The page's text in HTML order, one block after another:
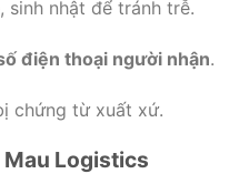
nhật để tránh trễ.
điện thoại người nhận.
chứng từ xuất xứ.
Mau Logistics